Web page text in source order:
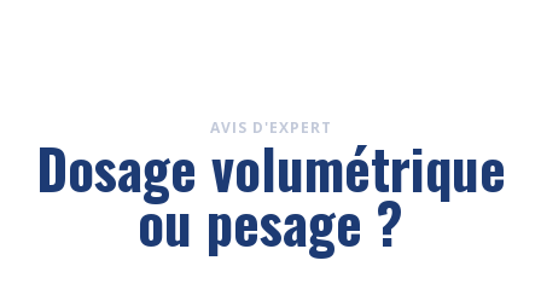
AVIS D'EXPERT
Dosage volumétrique
ou pesage ?